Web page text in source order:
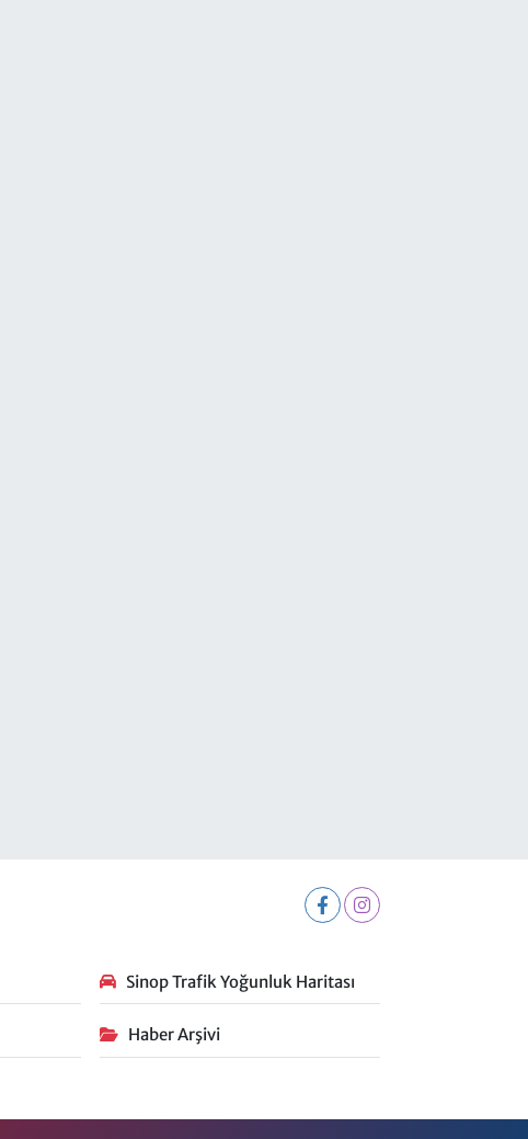
Sinop Trafik Yoğunluk Haritası
Haber Arşivi